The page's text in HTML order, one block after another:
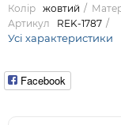
Колір жовтий
Артикул
REK-1787
Усі характеристики
Facebook